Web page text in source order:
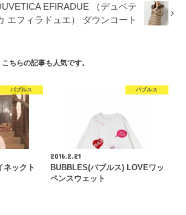
EFIRADUE （デュベテ
エフィラドュエ） ダウンコート
こちらの記事も人気です。
バブルス
ネックト
バブルス
2016.2.21
BUBBLES(バブルス) LOVEワッ
ペンスウェット